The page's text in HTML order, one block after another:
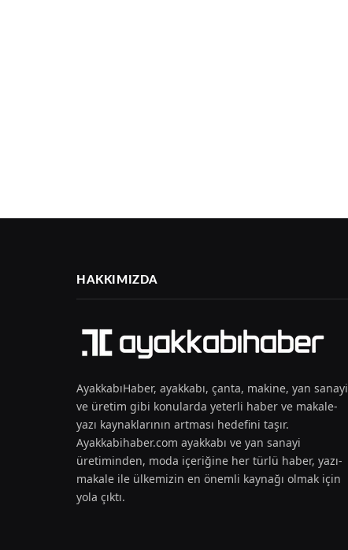
HAKKIMIZDA
AyakkabıHaber, ayakkabı, çanta, makine, yan sanayi
ve üretim gibi konularda yeterli haber ve makale-
yazı kaynaklarının artması hedefini taşır.
Ayakkabihaber.com ayakkabı ve yan sanayi
üretiminden, moda içeriğine her türlü haber, yazı-
makale ile ülkemizin en önemli kaynağı olmak için
yola çıktı.